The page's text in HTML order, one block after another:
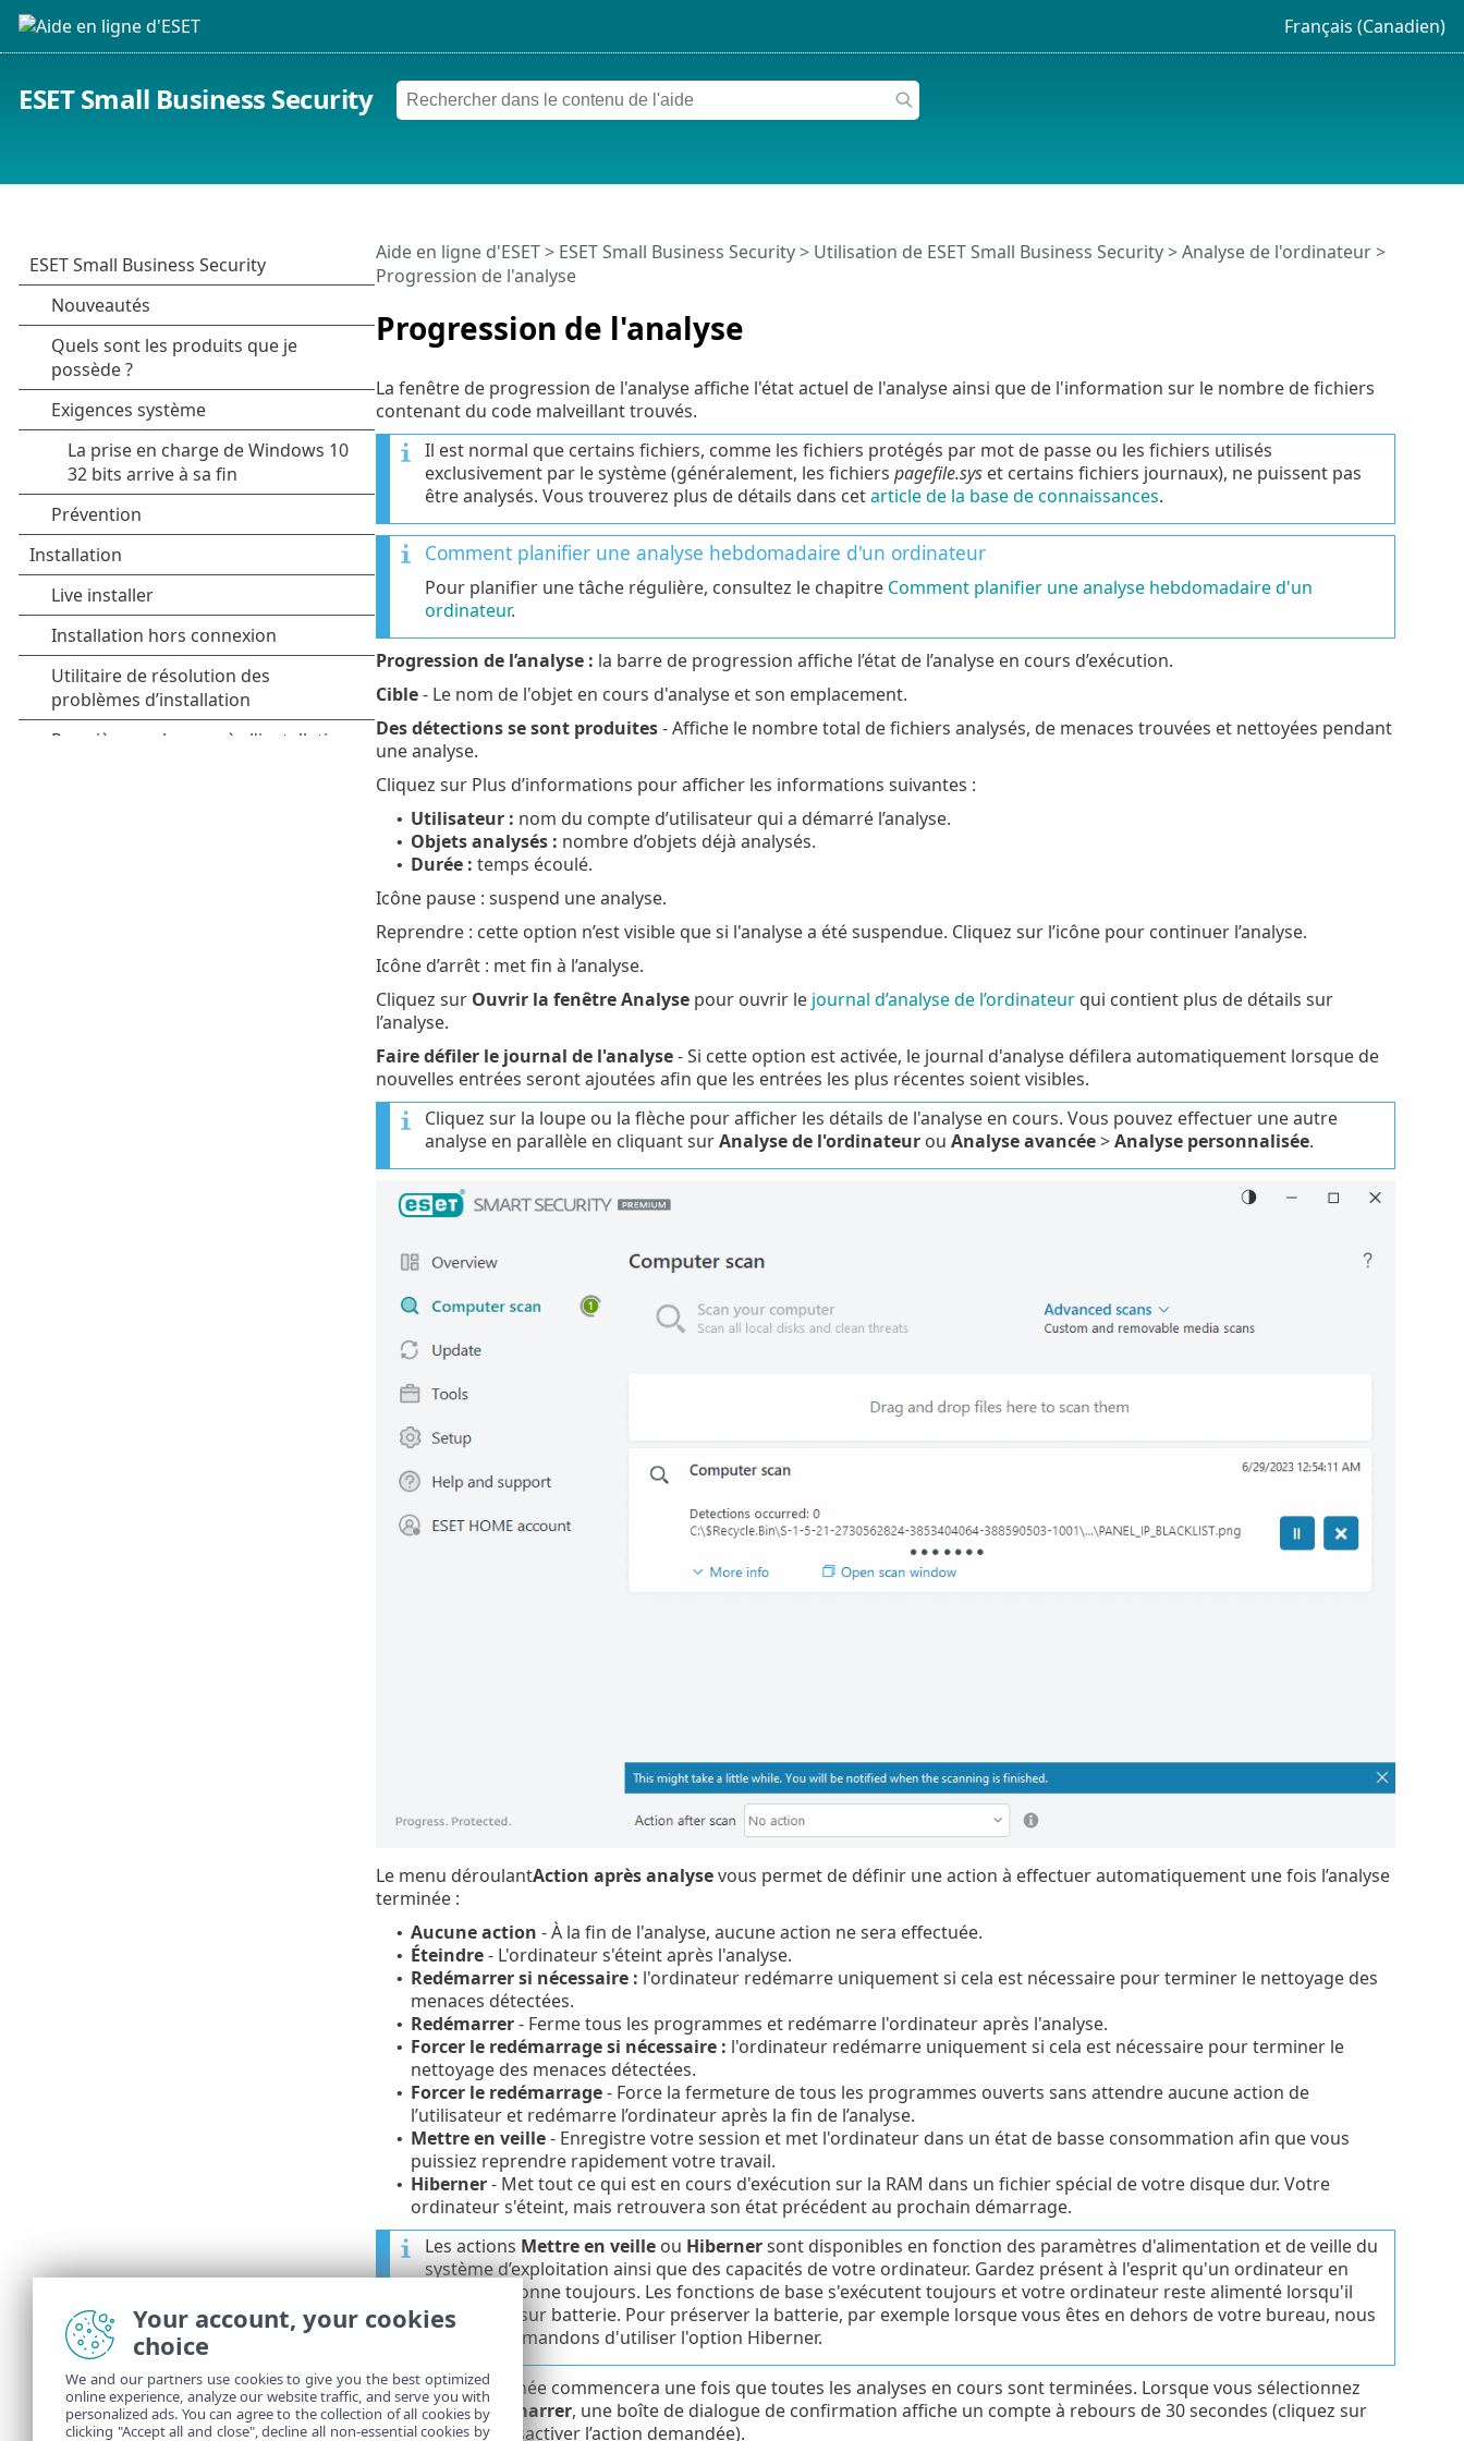
Français (Canadien)
ESET Small Business Security
Progression de l'analyse
Aide en ligne d'ESET> ESET Small Business Security> Utilisation de ESET Small Business Security>Analyse de l'ordinateur>
Progression de l'analyse
La fenêtre de progression de l'analyse affiche l'état actuel de l'analyse ainsi que de l'information sur le nombre de fichiers
contenant du code malveillant trouvés.
Il est normal que certains fichiers, comme les fichiers protégés par mot de passe ou les fichiers utilisés
exclusivement par le système (généralement, les fichiers pagefile.syset certains fichiers journaux), ne puissent pas
être analysés. Vous trouverez plus de détails dans cetarticle de la base de connaissances.
Comment planifier une analyse hebdomadaire d'un ordinateur
Pour planifier une tâche régulière, consultez le chapitre Comment planifier une analyse hebdomadaire d'un
ordinateur.
Progression de l’analyse : la barre de progression affiche l’état de l’analyse en cours d’exécution.
Cible- Le nom de l'objet en cours d'analyse et son emplacement.
Des détections se sont produites- Affiche le nombre total de fichiers analysés, de menaces trouvées et nettoyées pendant
une analyse.
Cliquez sur Plus d’informations pour afficher les informations suivantes :
• Utilisateur : nom du compte d’utilisateur qui a démarré l’analyse.
• Objets analysés : nombre d’objets déjà analysés.
• Durée : temps écoulé.
Icône pause : suspend une analyse.
Reprendre : cette option n’est visible que si l'analyse a été suspendue. Cliquez sur l’icône pour continuer l’analyse.
Icône d’arrêt : met fin à l’analyse.
Cliquez sur Ouvrir la fenêtre Analysepour ouvrir le journal d’analyse de l’ordinateurqui contient plus de détails sur
l’analyse.
Faire défiler le journal de l'analyse- Si cette option est activée, le journal d'analyse défilera automatiquement lorsque de
nouvelles entrées seront ajoutées afin que les entrées les plus récentes soient visibles.
Cliquez sur la loupe ou la flèche pour afficher les détails de l'analyse en cours. Vous pouvez effectuer une autre
analyse en parallèle en cliquant surAnalyse de l'ordinateurou Analyse avancée>Analyse personnalisée.
Le menu déroulantAction après analysevous permet de définir une action à effectuer automatiquement une fois l’analyse
terminée :
• Aucune action - À la fin de l'analyse, aucune action ne sera effectuée.
• Éteindre- L'ordinateur s'éteint après l'analyse.
• Redémarrer si nécessaire : l'ordinateur redémarre uniquement si cela est nécessaire pour terminer le nettoyage des
menaces détectées.
• Redémarrer- Ferme tous les programmes et redémarre l'ordinateur après l'analyse.
• Forcer le redémarrage si nécessaire : l'ordinateur redémarre uniquement si cela est nécessaire pour terminer le
nettoyage des menaces détectées.
• Forcer le redémarrage- Force la fermeture de tous les programmes ouverts sans attendre aucune action de
l’utilisateur et redémarre l’ordinateur après la fin de l’analyse.
• Mettre en veille- Enregistre votre session et met l'ordinateur dans un état de basse consommation afin que vous
puissiez reprendre rapidement votre travail.
• Hiberner- Met tout ce qui est en cours d'exécution sur la RAM dans un fichier spécial de votre disque dur. Votre
ordinateur s'éteint, mais retrouvera son état précédent au prochain démarrage.
Les actions Mettre en veilleou Hibernersont disponibles en fonction des paramètres d'alimentation et de veille du
système d’exploitation ainsi que des capacités de votre ordinateur. Gardez présent à l'esprit qu'un ordinateur en
veille fonctionne toujours. Les fonctions de base s'exécutent toujours et votre ordinateur reste alimenté lorsqu'il
fonctionne sur batterie. Pour préserver la batterie, par exemple lorsque vous êtes en dehors de votre bureau, nous
vous recommandons d'utiliser l'option Hiberner.
L'action sélectionnée commencera une fois que toutes les analyses en cours sont terminées. Lorsque vous sélectionnez
ArrêterouRedémarrer, une boîte de dialogue de confirmation affiche un compte à rebours de 30 secondes (cliquez sur
Annulerpour désactiver l’action demandée).
Your account, your cookies
choice
We and our partners use cookies to give you the best optimized
online experience, analyze our website traffic, and serve you with
personalized ads. You can agree to the collection of all cookies by
clicking "Accept all and close", decline all non-essential cookies by